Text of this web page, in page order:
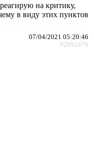
на критику,
в виду этих пунктов
07/04/2021 05:20:46
#2892476